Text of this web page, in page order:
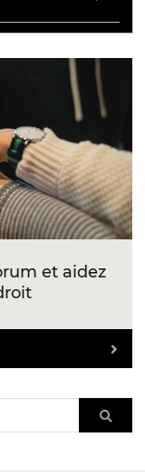
et aidez